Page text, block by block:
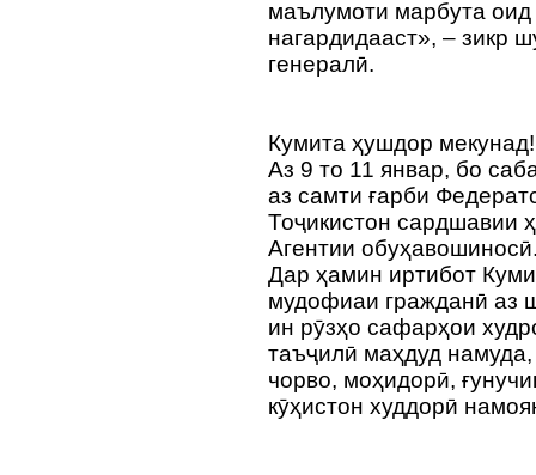
маълумоти марбута
нагардидааст», – зикр
генералӣ.
Кумита ҳушдор мекунад!
Аз 9 то 11 январ, бо
аз самти ғарби
Тоҷикистон сардшавии
Агентии
Дар ҳамин иртибот
мудофиаи гражданӣ аз
ин рӯзҳо сафарҳои
таъҷилӣ маҳдуд
чорво, моҳидорӣ,
кӯҳистон худдорӣ